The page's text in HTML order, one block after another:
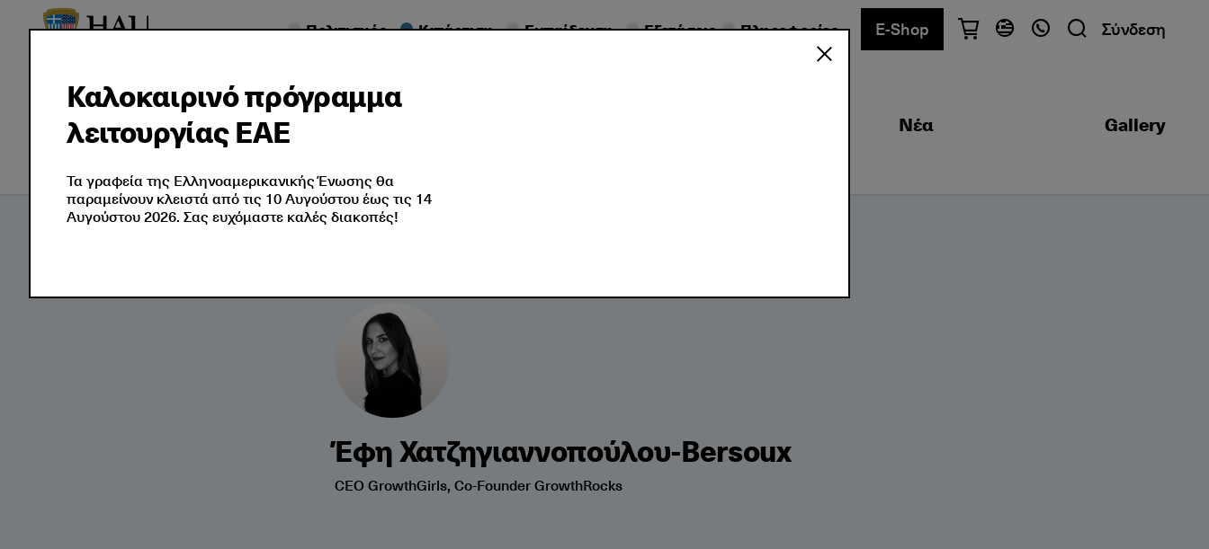
Πολιτισμός Κατάρτιση Εκπαίδευση Εξετάσεις Πληροφορίες
E-Shop
Σύνδεση
Σεμινάρια Νέα Gallery
Έφη Χατζηγιαννοπούλου-Bersoux
CEO GrowthGirls, Co-Founder GrowthRocks
Καλοκαιρινό πρόγραμμα
λειτουργίας ΕΑΕ
Τα γραφεία της Ελληνοαμερικανικής Ένωσης θα
παραμείνουν κλειστά από τις 10 Αυγούστου έως τις 14
Αυγούστου 2026. Σας ευχόμαστε καλές διακοπές!